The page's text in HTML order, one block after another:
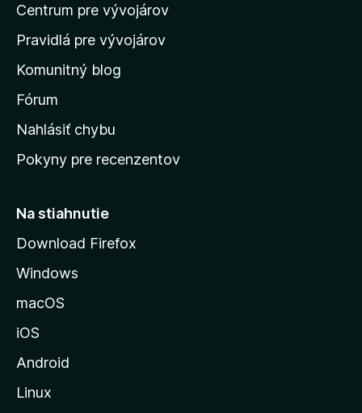
o
m
v
s
k
s
r
n
k
o
z
Centrum pre vývojárov
Pravidlá pre vývojárov
Komunitný blog
Fórum
Nahlásiť chybu
Pokyny pre recenzentov
Na stiahnutie
Download Firefox
Windows
macOS
iOS
Android
Linux